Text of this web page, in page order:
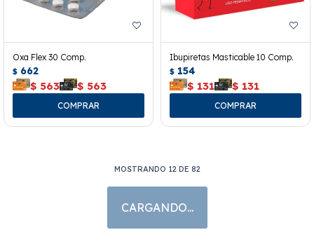
Oxa Flex 30 Comp.
$ 662
$ 563 $ 563
Ibupiretas Masticable 10 Comp.
$ 154
$ 131 $ 131